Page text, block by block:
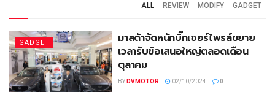
ALL REVIEW MODIFY GADGET
GADGET
มาสด้าจัดหนักบิ๊กเซอร์ไพรส์ขยาย
เวลารับข้อเสนอใหญ่ตลอดเดือน
ตุลาคม
BY DVMOTOR 02/10/2024 0